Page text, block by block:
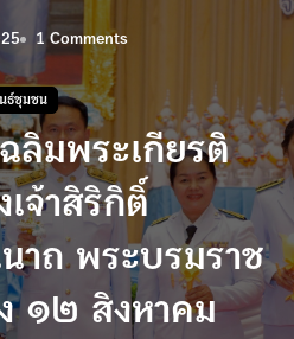
1 Comments
ธ์ชุมชน
ลิมพระเกียรติ
เจ้าสิริกิติ์
าถ พระบรมราช
๑๒ สิงหาคม